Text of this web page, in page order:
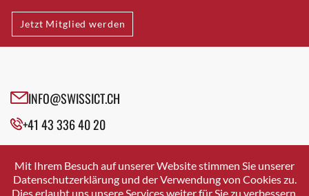
Bäretswil
Bülach
Cazis
Crissier
Davos Platz
Dierikon
Dietikon
Jetzt Mitglied werden
INFO@SWISSICT.CH
+41 43 336 40 20
SWISSICT
VULKANSTRASSE 120
8048 ZURICH
Mit Ihrem Besuch auf unserer Website stimmen Sie unserer
Datenschutzerklärung und der Verwendung von Cookies zu.
Dies erlaubt uns unsere Services weiter für Sie zu verbessern.